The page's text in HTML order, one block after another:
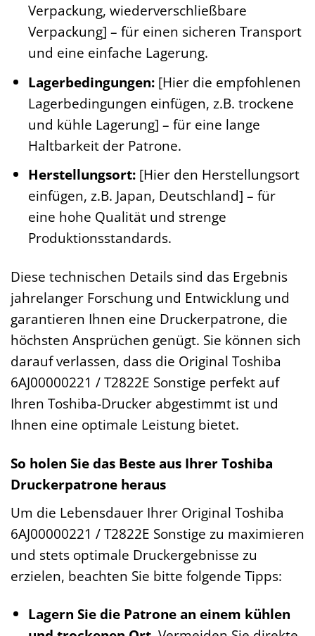
Verpackung, wiederverschließbare
Verpackung] – für einen sicheren Transport
und eine einfache Lagerung.
Lagerbedingungen:[Hier die empfohlenen
Lagerbedingungen einfügen, z.B. trockene
und kühle Lagerung] – für eine lange
Haltbarkeit der Patrone.
Herstellungsort:[Hier den Herstellungsort
einfügen, z.B. Japan, Deutschland] – für
eine hohe Qualität und strenge
Produktionsstandards.
Diese technischen Details sind das Ergebnis
jahrelanger Forschung und Entwicklung und
garantieren Ihnen eine Druckerpatrone, die
höchsten Ansprüchen genügt. Sie können sich
darauf verlassen, dass die Original Toshiba
6AJ00000221 / T2822E Sonstige perfekt auf
Ihren Toshiba-Drucker abgestimmt ist und
Ihnen eine optimale Leistung bietet.
So holen Sie das Beste aus Ihrer Toshiba
Druckerpatrone heraus
Um die Lebensdauer Ihrer Original Toshiba
6AJ00000221 / T2822E Sonstige zu maximieren
und stets optimale Druckergebnisse zu
erzielen, beachten Sie bitte folgende Tipps:
Lagern Sie die Patrone an einem kühlen